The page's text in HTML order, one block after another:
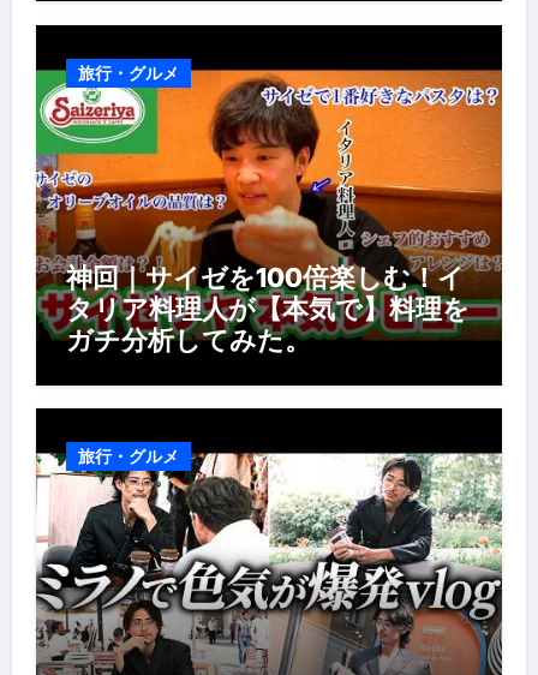
風景】
旅行・グルメ
神回｜サイゼを100倍楽しむ！イ
タリア料理人が【本気で】料理を
ガチ分析してみた。
旅行・グルメ